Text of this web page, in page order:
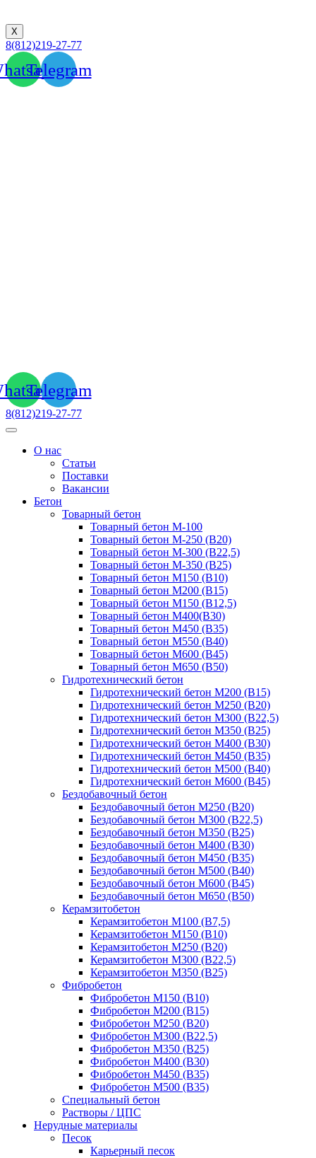
X
8(812)219-27-77
Telegram
Telegram
8(812)219-27-77
О нас
Статьи
Поставки
Вакансии
Бетон
Товарный бетон
Товарный бетон М-100
Товарный бетон М-250 (B20)
Товарный бетон М-300 (B22,5)
Товарный бетон М-350 (B25)
Товарный бетон М150 (B10)
Товарный бетон М200 (B15)
Товарный бетон М150 (B12,5)
Товарный бетон М400(B30)
Товарный бетон М450 (B35)
Товарный бетон М550 (B40)
Товарный бетон М600 (B45)
Товарный бетон М650 (B50)
Гидротехнический бетон
Гидротехнический бетон М200 (B15)
Гидротехнический бетон М250 (B20)
Гидротехнический бетон М300 (B22,5)
Гидротехнический бетон М350 (B25)
Гидротехнический бетон М400 (B30)
Гидротехнический бетон М450 (B35)
Гидротехнический бетон М500 (B40)
Гидротехнический бетон М600 (B45)
Бездобавочный бетон
Бездобавочный бетон М250 (B20)
Бездобавочный бетон М300 (B22,5)
Бездобавочный бетон М350 (B25)
Бездобавочный бетон М400 (B30)
Бездобавочный бетон М450 (B35)
Бездобавочный бетон М500 (B40)
Бездобавочный бетон М600 (B45)
Бездобавочный бетон М650 (B50)
Керамзитобетон
Керамзитобетон М100 (В7,5)
Керамзитобетон М150 (В10)
Керамзитобетон М250 (В20)
Керамзитобетон М300 (В22,5)
Керамзитобетон М350 (В25)
Фибробетон
Фибробетон М150 (B10)
Фибробетон М200 (B15)
Фибробетон М250 (B20)
Фибробетон М300 (В22,5)
Фибробетон М350 (В25)
Фибробетон М400 (В30)
Фибробетон М450 (В35)
Фибробетон М500 (В35)
Специальный бетон
Растворы / ЦПС
Нерудные материалы
Песок
Карьерный песок